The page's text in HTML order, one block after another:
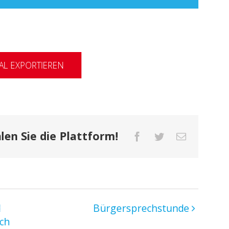
EXPORTIEREN
Sie die Plattform! Facebook
TwitterE-
Bürgersprechstunde